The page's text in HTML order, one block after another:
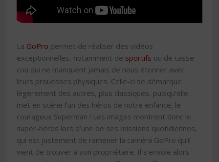
La GoPro permet de réaliser des vidéos
exceptionnelles, notamment de sportifs ou de casse-
cou qui ne manquent jamais de nous étonner avec
leurs prouesses physiques. Celle-ci se démarque
légèrement des autres, plus classiques, puisqu’elle
met en scène l’un des héros de notre enfance, le
courageux Superman ! Les images montrent donc le
super-héros lors d’une de ses missions quotidiennes,
qui est justement de ramener la caméra GoPro qu’il
vient de trouver à son propriétaire. Il s’envole alors